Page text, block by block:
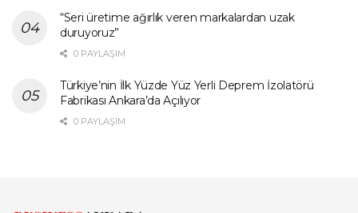
“Seri üretime ağırlık veren markalardan uzak
duruyoruz”
0 PAYLAŞIM
Türkiye’nin İlk Yüzde Yüz Yerli Deprem İzolatörü
Fabrikası Ankara’da Açılıyor
0 PAYLAŞIM